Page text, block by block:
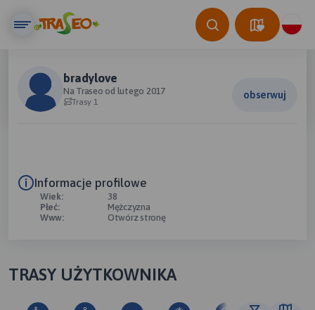
bradylove
Na Traseo od lutego 2017
Trasy 1
obserwuj
Informacje profilowe
Wiek:
38
Płeć:
Mężczyzna
Www:
Otwórz stronę
TRASY UŻYTKOWNIKA